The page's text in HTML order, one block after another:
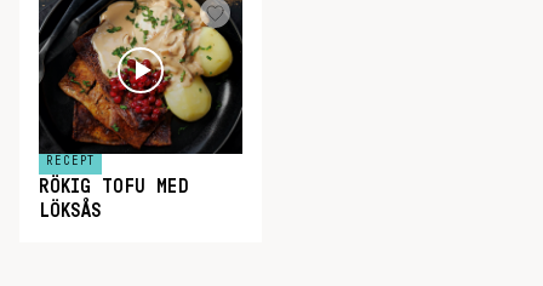
RECEPT
RÖKIG TOFU MED
LÖKSÅS